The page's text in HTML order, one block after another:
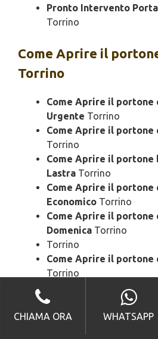
Pronto Intervento
Torrino
Come Aprire il
Torrino
Come Aprire il portone
Urgente Torrino
Come Aprire il portone
Torrino
Come Aprire il portone
Lastra Torrino
Come Aprire il portone
Economico Torrino
Come Aprire il portone
Domenica Torrino
Torrino
Come Aprire il portone
Torrino
Come Aprire il portone
Torrino
Come Aprire il portone
CHIAMA ORA WHATSAPP